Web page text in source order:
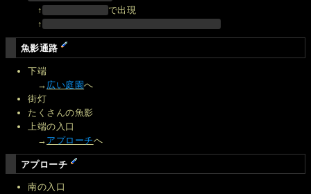
↑
で出現
↑
魚影通路
下端
→ 広い庭園へ
街灯
たくさんの魚影
上端の入口
→ アプローチへ
アプローチ
南の入口